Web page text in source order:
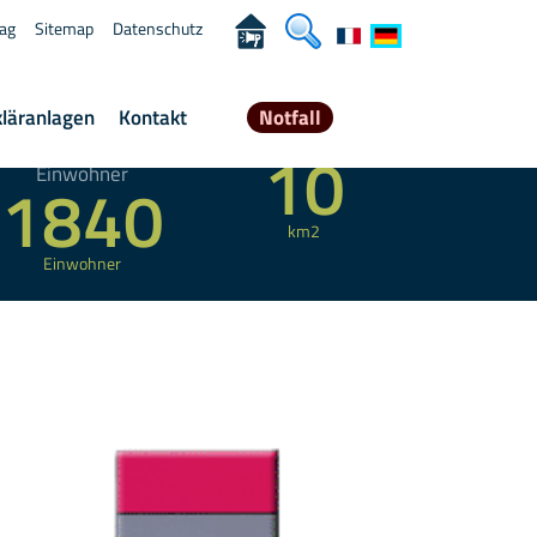
Kontakt Notfall
Sitemap Datenschutz
Einwohner
1840
Einwohner
Gesamtfläche
10
km2